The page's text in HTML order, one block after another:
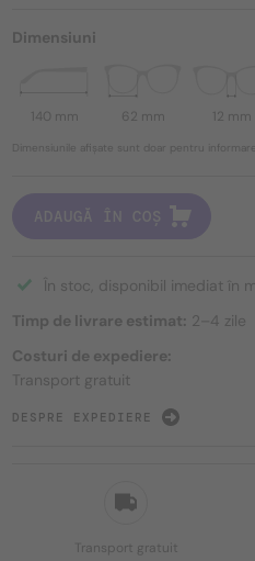
Transport gratuit
Dimensiuni
140 mm 62 mm 12 mm
Dimensiunile afișate sunt doar pentru
ADAUGĂ ÎN COȘ
În stoc, disponibil imediat în
Timp de livrare estimat: 2–4 zile
Costuri de expediere:
Transport gratuit
DESPRE EXPEDIERE